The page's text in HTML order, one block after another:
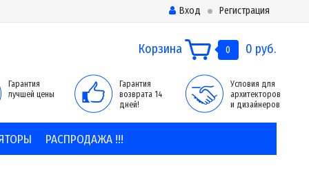
Вход Регистрация
Корзина 0 0 руб.
Гарантия
лучшей цены
Гарантия
возврата 14
дней!
Условия для
архитекторов
и дизайнеров
РАСПРОДАЖА !!!